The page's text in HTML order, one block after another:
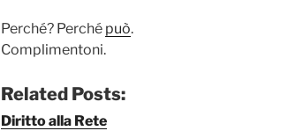
Perché? Perché può.
Complimentoni.
Related Posts:
Diritto alla Rete